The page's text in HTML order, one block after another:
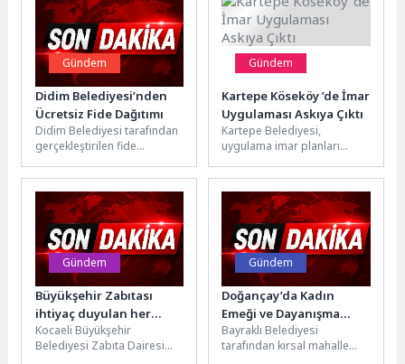
Gündem
Didim Belediyesi’nden
Ücretsiz Fide Dağıtımı
Didim Belediyesi tarafından
gerçekleştirilen fide
seralarda üretilen kabak,
patlıcan, salatalık, domates
ve...
Gündem
Kartepe Köseköy ’de İmar
Uygulaması Askıya Çıktı
Kartepe Belediyesi,
uygulama imar planları
yürüttüğü imar uygulaması
(şuyulandırma) çalışmalarına
hız kesmeden devam...
Gündem
Büyükşehir Zabıtası
ihtiyaç duyulan her
yerde
Kocaeli Büyükşehir
Belediyesi Zabıta Dairesi
Gündem
Doğançay’da Kadın
Emeği ve Dayanışma
Buluştu
Bayraklı Belediyesi
tarafından kırsal mahalle